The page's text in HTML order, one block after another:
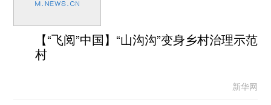
【“飞阅”中国】“山沟沟”变身乡村治理示范
村
新华网